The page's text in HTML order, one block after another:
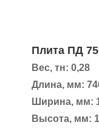
Плита ПД
Вес, тн: 0,28
Длина, мм:
Ширина, мм:
Высота, мм: